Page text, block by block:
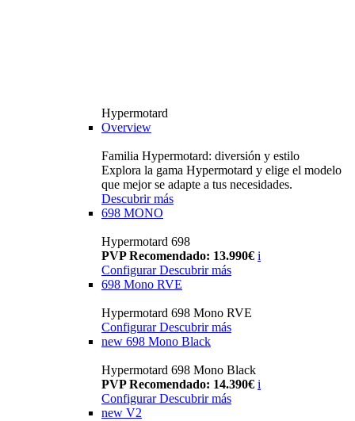
Hypermotard
Overview
Familia Hypermotard: diversión y estilo
Explora la gama Hypermotard y elige el modelo
que mejor se adapte a tus necesidades.
Descubrir más
698 MONO
Hypermotard 698
PVP Recomendado: 13.990€ i
ConfigurarDescubrir más
698 Mono RVE
Hypermotard 698 Mono RVE
Configurar Descubrir más
new 698 Mono Black
Hypermotard 698 Mono Black
PVP Recomendado: 14.390€ i
Configurar Descubrir más
new V2